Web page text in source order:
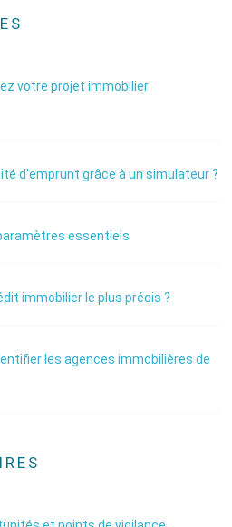
votre projet immobilier
d’emprunt grâce à un simulateur ?
essentiels
immobilier le plus précis ?
les agences immobilières de